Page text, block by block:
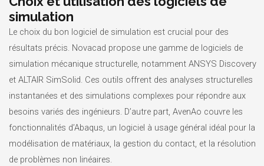
simulation
Le choix du bon logiciel de simulation est crucial pour des
résultats précis. Novacad propose une gamme de logiciels de
simulation mécanique structurelle, notamment ANSYS Discovery
et ALTAIR SimSolid. Ces outils offrent des analyses structurelles
instantanées et des simulations complexes pour répondre aux
besoins variés des ingénieurs. D’autre part, AvenAo couvre les
fonctionnalités d’Abaqus, un logiciel à usage général idéal pour la
modélisation de matériaux, la gestion du contact, et la résolution
de problèmes non linéaires.